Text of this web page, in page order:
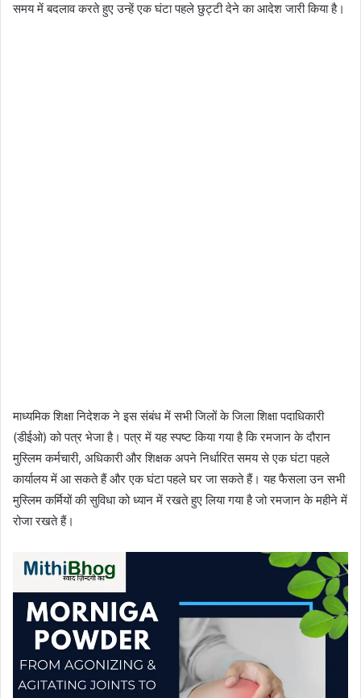
समय में बदलाव करते हुए उन्हें एक घंटा पहले छुट्टी देने का आदेश जारी किया है।
माध्यमिक शिक्षा निदेशक ने इस संबंध में सभी जिलों के जिला शिक्षा पदाधिकारी
(डीईओ) को पत्र भेजा है। पत्र में यह स्पष्ट किया गया है कि रमजान के दौरान
मुस्लिम कर्मचारी, अधिकारी और शिक्षक अपने निर्धारित समय से एक घंटा पहले
कार्यालय में आ सकते हैं और एक घंटा पहले घर जा सकते हैं। यह फैसला उन सभी
मुस्लिम कर्मियों की सुविधा को ध्यान में रखते हुए लिया गया है जो रमजान के महीने में
रोजा रखते हैं।